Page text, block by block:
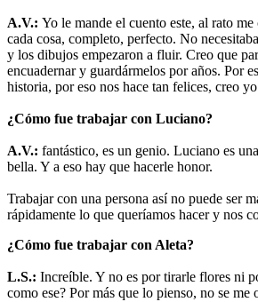
A.V.: Yo le mande el cuento este, al rato
cada cosa, completo, perfecto. No
y los dibujos empezaron a fluir. Creo que
encuadernar y guardármelos por años. Por
historia, por eso nos hace tan felices, creo
¿Cómo fue trabajar con Luciano?
A.V.: fantástico, es un genio. Luciano es
bella. Y a eso hay que hacerle honor.
Trabajar con una persona así no puede ser
rápidamente lo que queríamos hacer y nos
¿Cómo fue trabajar con Aleta?
L.S.: Increíble. Y no es por tirarle flores ni
como ese? Por más que lo pienso, no se